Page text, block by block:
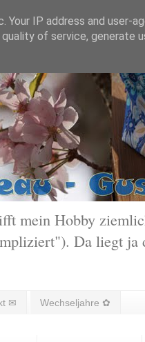
mein Hobby
Da liegt ja
✉ Wechseljahre ✿
IP address and user-
of service, generate